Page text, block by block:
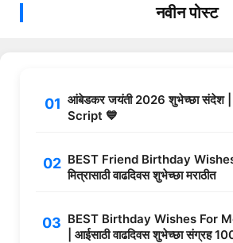
नवीन पोस्ट
आंबेडकर जयंती 2026 शुभेच्छा संदेश
Script 💙
BEST Friend Birthday
मित्रासाठी वाढदिवस शुभेच्छा मराठीत
BEST Birthday Wishes For
| आईसाठी वाढदिवस शुभेच्छा संग्रह